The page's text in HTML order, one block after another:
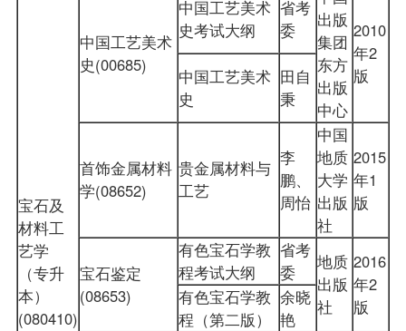
宝石及
材料工
艺学
（专升
本）
(080410)
中国工艺美术
史(00685)
中国工艺美术
史考试大纲
省考
委
出版
集团
东方
出版
中心
2010
年2
版
中国工艺美术
史
田自
秉
首饰金属材料
学(08652)
贵金属材料与
工艺
李
鹏、
周怡
中国
地质
大学
出版
社
2015
年1
版
宝石鉴定
(08653)
有色宝石学教
程考试大纲
省考
委
地质
出版
社
2016
年2
版
有色宝石学教
程（第二版）
余晓
艳